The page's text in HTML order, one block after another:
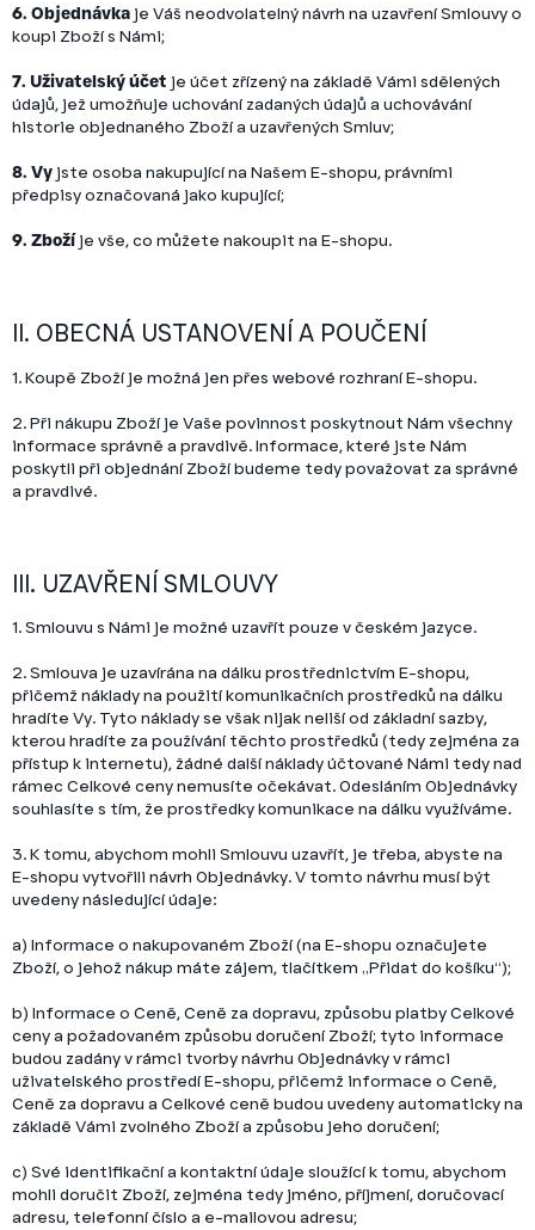
6. Objednávka je Váš neodvolatelný návrh na uzavření Smlouvy o
koupi Zboží s Námi;
7. Uživatelský účet je účet zřízený na základě Vámi sdělených
údajů, jež umožňuje uchování zadaných údajů a uchovávání
historie objednaného Zboží a uzavřených Smluv;
8. Vy jste osoba nakupující na Našem E-shopu, právními
předpisy označovaná jako kupující;
9. Zbožíje vše, co můžete nakoupit na E-shopu.
II. OBECNÁ USTANOVENÍ A POUČENÍ
1. Koupě Zboží je možná jen přes webové rozhraní E-shopu.
2. Při nákupu Zboží je Vaše povinnost poskytnout Nám všechny
informace správně a pravdivě. Informace, které jste Nám
poskytli při objednání Zboží budeme tedy považovat za správné
a pravdivé.
III. UZAVŘENÍ SMLOUVY
1. Smlouvu s Námi je možné uzavřít pouze v českém jazyce.
2. Smlouva je uzavírána na dálku prostřednictvím E-shopu,
přičemž náklady na použití komunikačních prostředků na dálku
hradíte Vy. Tyto náklady se však nijak neliší od základní sazby,
kterou hradíte za používání těchto prostředků (tedy zejména za
přístup k internetu), žádné další náklady účtované Námi tedy nad
rámec Celkové ceny nemusíte očekávat. Odesláním Objednávky
souhlasíte s tím, že prostředky komunikace na dálku využíváme.
3. K tomu, abychom mohli Smlouvu uzavřít, je třeba, abyste na
E-shopu vytvořili návrh Objednávky. V tomto návrhu musí být
uvedeny následující údaje:
a) Informace o nakupovaném Zboží (na E-shopu označujete
Zboží, o jehož nákup máte zájem, tlačítkem „Přidat do košíku“);
b) Informace o Ceně, Ceně za dopravu, způsobu platby Celkové
ceny a požadovaném způsobu doručení Zboží; tyto informace
budou zadány v rámci tvorby návrhu Objednávky v rámci
uživatelského prostředí E-shopu, přičemž informace o Ceně,
Ceně za dopravu a Celkové ceně budou uvedeny automaticky na
základě Vámi zvolného Zboží a způsobu jeho doručení;
c) Své identifikační a kontaktní údaje sloužící k tomu, abychom
mohli doručit Zboží, zejména tedy jméno, příjmení, doručovací
adresu, telefonní číslo a e-mailovou adresu;